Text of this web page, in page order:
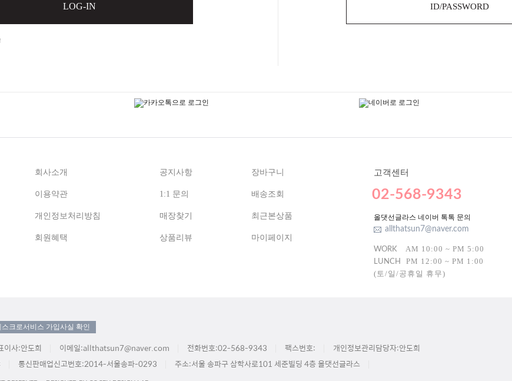
LOG-IN ID/PASSWORD
회사소개
이용약관
개인정보처리방침
회원혜택
공지사항
1:1 문의
매장찾기
상품리뷰
장바구니
배송조회
최근본상품
마이페이지
고객센터
02-568-9343
올댓선글라스 네이버 톡톡 문의
allthatsun7@naver.com
WORK AM 10:00 ~ PM 5:00
LUNCH
PM 12:00 ~ PM 1:00
(토/일/공휴일 휴무)
스크로서비스 가입사실 확인
이사:안도희 이메일:allthatsun7@naver.com 전화번호:02-568-9343 팩스번호:
개인정보관리담당자:안도희
통신판매업신고번호:2014-서울송파-0293 주소:서울 송파구 삼학사로101 세준빌딩 4층 올댓선글라스